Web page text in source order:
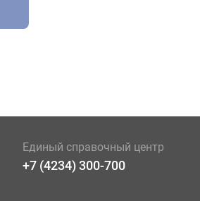
Единый справочный центр
+7 (4234) 300-700